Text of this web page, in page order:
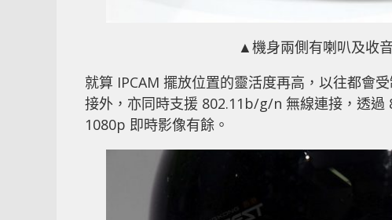
▲機身兩側有喇叭及收
就算 IPCAM 擺放位置的靈活度再高，以往都會
接外，亦同時支援 802.11b/g/n 無線連接，透
1080p 即時影像有餘。